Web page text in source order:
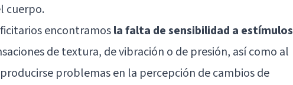
cuerpo.
encontramosla falta de sensibilidad a estímulos
de textura, de vibración o de presión, así como al
problemas en la percepción de cambios de